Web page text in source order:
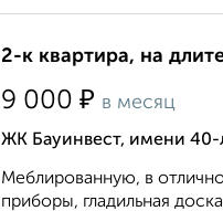
2-к квартира, на
9 000 ₽ в месяц
ЖК Бауинвест, имени 40-
Меблированную, в
приборы, гладильная